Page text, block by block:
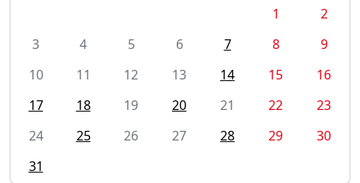
1
2
3
4 5 6 7 8
9
10
11 12 13 14 15
16
17
18 19 20 21 22
23
24
25 26 27 28 29
30
31